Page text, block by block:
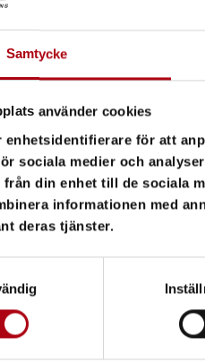
Samtycke
använder cookies
enhetsidentifierare för att
sociala medier och
din enhet till de sociala
informationen med
deras tjänster.
– vi erbjuder både köp
är den självklara partnern för